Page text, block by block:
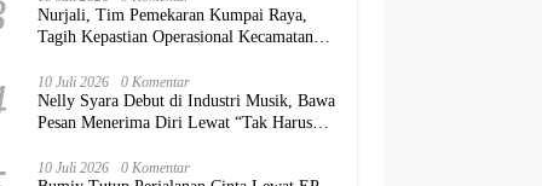
Nurjali, Tim Pemekaran Kumpai Raya,
Tagih Kepastian Operasional Kecamatan
10 Juli 2026 0 Komentar
Nelly Syara Debut di Industri Musik, Bawa
Pesan Menerima Diri Lewat “Tak Harus
10 Juli 2026 0 Komentar